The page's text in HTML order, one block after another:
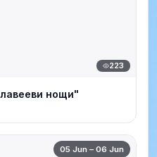
223
нощи"
05 Jun – 06 Jun